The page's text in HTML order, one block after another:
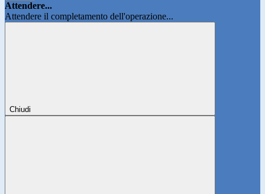
Attendere...
Attendere il completamento dell'operazione...
Chiudi